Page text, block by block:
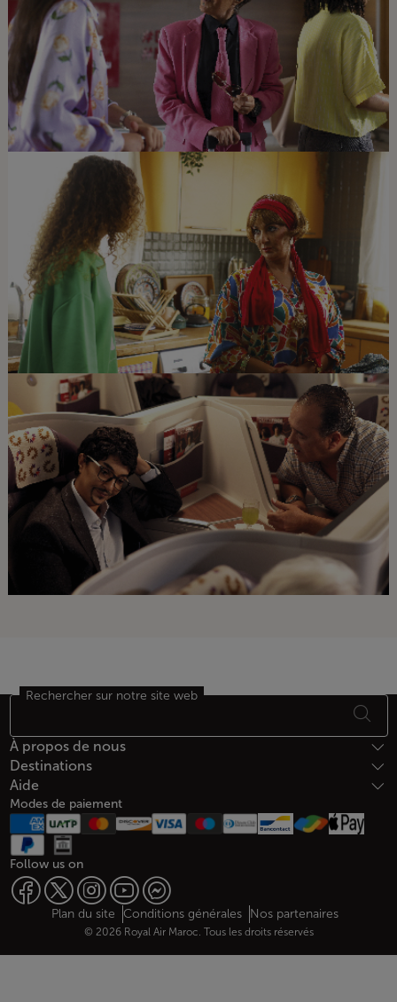
Bas de page Plan du site
Rechercher sur notre site web
À propos de nous
Destinations
Aide
Modes de paiement
Follow us on
Web map links
$Title.getData()
Plan du site Conditions générales Nos partenaires
© 2026 Royal Air Maroc. Tous les droits réservés